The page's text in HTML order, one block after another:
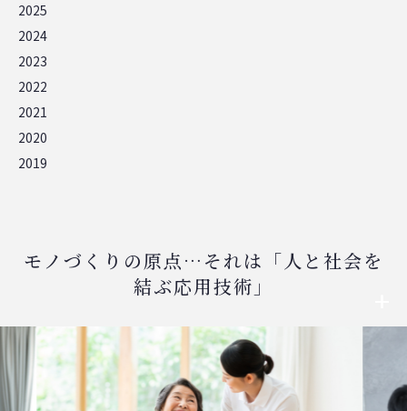
2025
2024
2023
2022
2021
2020
2019
モノづくりの原点…それは「人と社会を
結ぶ応用技術」